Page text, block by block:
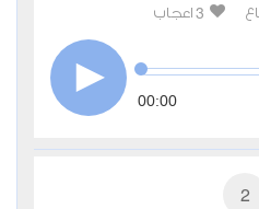
3 اعجاب
00:00
2